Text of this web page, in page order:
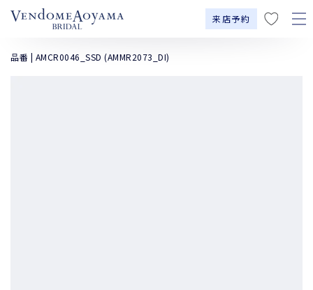
コンテンツにスキップす
る
来店予約
に
品番 | AMCR0046_SSD (AMMR2073_DI)